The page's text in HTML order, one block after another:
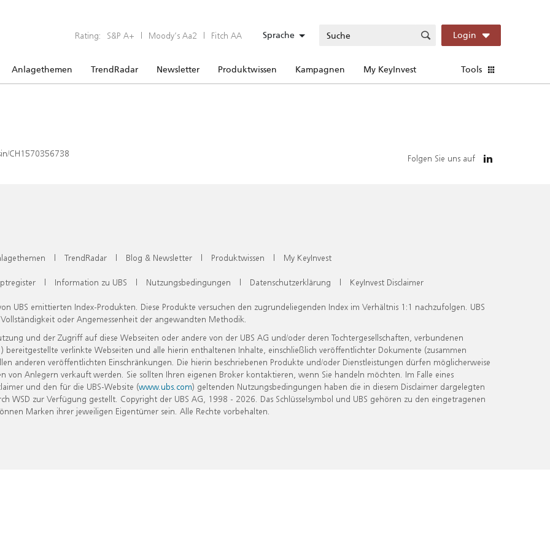
Rating: S&P A+ | Moody’s Aa2 | Fitch AA Sprache Login
Anlagethemen TrendRadar Newsletter Produktwissen Kampagnen My KeyInvest Tools
CH1570356738 Folgen Sie uns auf
| TrendRadar | Blog & Newsletter | Produktwissen | My KeyInvest
| Information zu UBS | Nutzungsbedingungen | Datenschutzerklärung | KeyInvest Disclaimer
UBS emittierten Index-Produkten. Diese Produkte versuchen den zugrundeliegenden Index im Verhältnis 1:1 nachzufolgen. UBS
oder Angemessenheit der angewandten Methodik.
und der Zugriff auf diese Webseiten oder andere von der UBS AG und/oder deren Tochtergesellschaften, verbundenen
verlinkte Webseiten und alle hierin enthaltenen Inhalte, einschließlich veröffentlichter Dokumente (zusammen
anderen veröffentlichten Einschränkungen. Die hierin beschriebenen Produkte und/oder Dienstleistungen dürfen möglicherweise
Anlegern verkauft werden. Sie sollten Ihren eigenen Broker kontaktieren, wenn Sie handeln möchten. Im Falle eines
und den für die UBS-Website (www.ubs.com) geltenden Nutzungsbedingungen haben die in diesem Disclaimer dargelegten
zur Verfügung gestellt. Copyright der UBS AG, 1998 - 2026. Das Schlüsselsymbol und UBS gehören zu den eingetragenen
Marken ihrer jeweiligen Eigentümer sein. Alle Rechte vorbehalten.